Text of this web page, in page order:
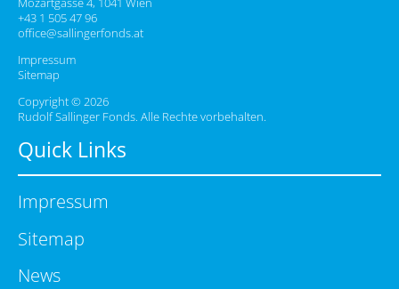
+43 1 505 47 96
office@sallingerfonds.at
Impressum
Sitemap
Copyright © 2026
Rudolf Sallinger Fonds. Alle Rechte vorbehalten.
Quick Links
Impressum
Sitemap
News